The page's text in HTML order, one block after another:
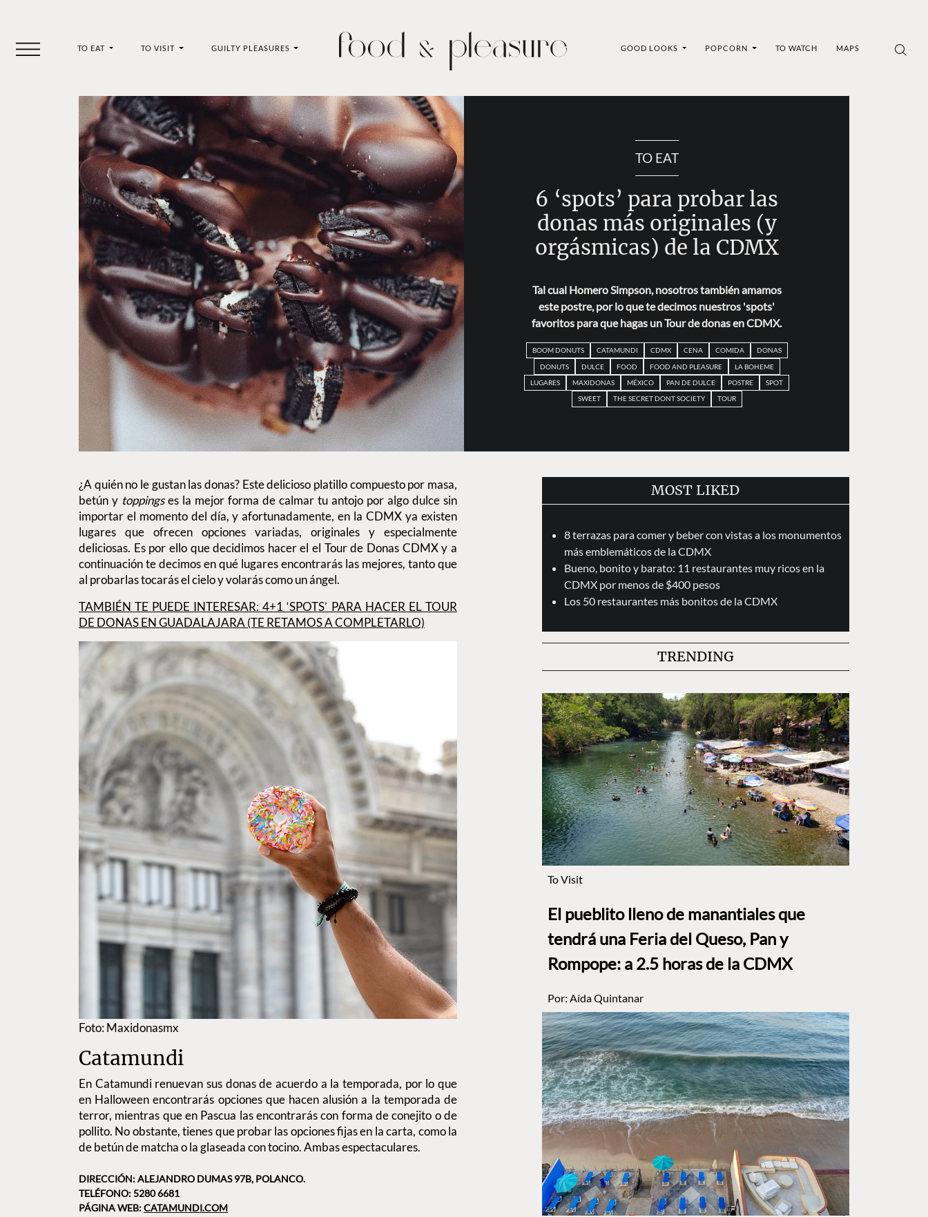
TO EAT TO VISIT GUILTY PLEASURES GOOD LOOKS POPCORN TO WATCH MAPS
TO EAT
6 ‘spots’ para probar las
donas más originales (y
orgásmicas) de la CDMX
Tal cual Homero Simpson, nosotros también amamos
este postre, por lo que te decimos nuestros 'spots'
favoritos para que hagas un Tour de donas en CDMX.
BOOM DONUTS CATAMUNDI CDMX CENA COMIDA
DONAS
DONUTS
DULCE FOOD FOOD AND PLEASURE
LA BOHEME
LUGARES
MAXIDONAS MÉXICO PAN DE DULCE POSTRE
SPOT
SWEET
THE SECRET DONT SOCIETY TOUR
¿A quién no le gustan las donas? Este delicioso platillo compuesto por masa,
betún y toppingses la mejor forma de calmar tu antojo por algo dulce sin
importar el momento del día, y afortunadamente, en la CDMX ya existen
lugares que ofrecen opciones variadas, originales y especialmente
deliciosas. Es por ello que decidimos hacer el el Tour de Donas CDMX y a
continuación te decimos en qué lugares encontrarás las mejores, tanto que
al probarlas tocarás el cielo y volarás como un ángel.
TAMBIÉN TE PUEDE INTERESAR: 4+1 ‘SPOTS’ PARA HACER EL TOUR
DE DONAS EN GUADALAJARA (TE RETAMOS A COMPLETARLO)
Foto: Maxidonasmx
Catamundi
En Catamundi renuevan sus donas de acuerdo a la temporada, por lo que
en Halloween encontrarás opciones que hacen alusión a la temporada de
terror, mientras que en Pascua las encontrarás con forma de conejito o de
pollito. No obstante, tienes que probar las opciones fijas en la carta, como la
de betún de matcha o la glaseada con tocino. Ambas espectaculares.
DIRECCIÓN: ALEJANDRO DUMAS 97B, POLANCO.
TELÉFONO: 5280 6681
PÁGINA WEB:CATAMUNDI.COM
MOST LIKED
8 terrazas para comer y beber con vistas a los monumentos
más emblemáticos de la CDMX
Bueno, bonito y barato: 11 restaurantes muy ricos en la
CDMX por menos de $400 pesos
Los 50 restaurantes más bonitos de la CDMX
TRENDING
To Visit
El pueblito lleno de manantiales que
tendrá una Feria del Queso, Pan y
Rompope: a 2.5 horas de la CDMX
Por: Aída Quintanar